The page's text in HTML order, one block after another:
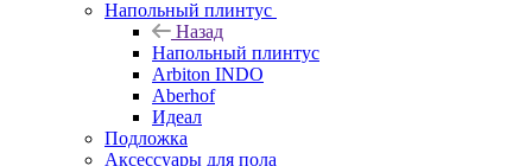
Напольный плинтус
Назад
Напольный плинтус
Arbiton INDO
Aberhof
Идеал
Подложка
Аксессуары для пола